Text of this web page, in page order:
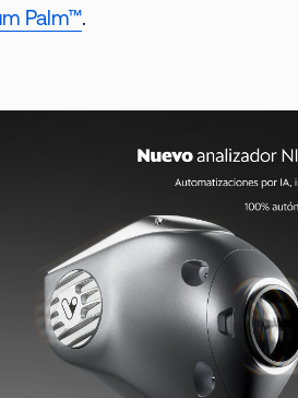
Palm™.